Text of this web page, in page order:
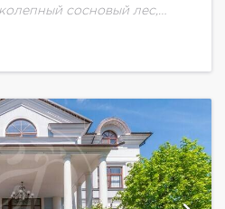
сосновый лес,
развлекательный